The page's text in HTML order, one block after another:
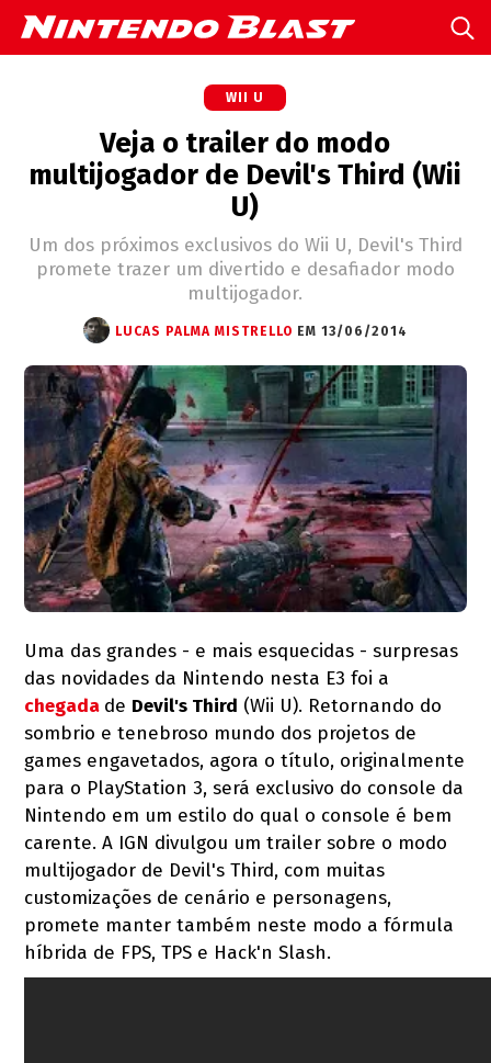
WII U
Veja o trailer do modo
multijogador de Devil's Third (Wii
U)
Um dos próximos exclusivos do Wii U, Devil's Third
promete trazer um divertido e desafiador modo
multijogador.
LUCAS PALMA MISTRELLO EM 13/06/2014
Uma das grandes - e mais esquecidas - surpresas
das novidades da Nintendo nesta E3 foi a
chegada de Devil's Third (Wii U). Retornando do
sombrio e tenebroso mundo dos projetos de
games engavetados, agora o título, originalmente
para o PlayStation 3, será exclusivo do console da
Nintendo em um estilo do qual o console é bem
carente. A IGN divulgou um trailer sobre o modo
multijogador de Devil's Third, com muitas
customizações de cenário e personagens,
promete manter também neste modo a fórmula
híbrida de FPS, TPS e Hack'n Slash.